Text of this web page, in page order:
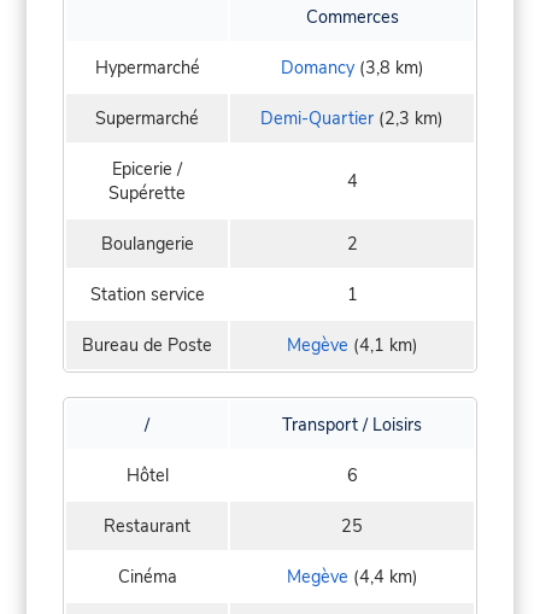
Commerces
Hypermarché Domancy(3,8 km)
Supermarché Demi-Quartier (2,3 km)
Epicerie /
Supérette
4
Boulangerie 2
Station service 1
Bureau de Poste Megève (4,1 km)
/ Transport / Loisirs
Hôtel 6
Restaurant 25
Cinéma Megève (4,4 km)